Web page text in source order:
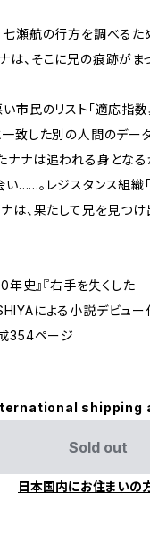
七瀬航の行方を調べる
は、そこに兄の痕跡がま
い市民のリスト「適応指
致した別の人間のデー
ナナは追われる身となる
......。レジスタンス組織
は、果たして兄を見つけ
年史』『右手を失くした
による小説デビュー
354ページ
shipping
Sold out
日本国内にお住まいの